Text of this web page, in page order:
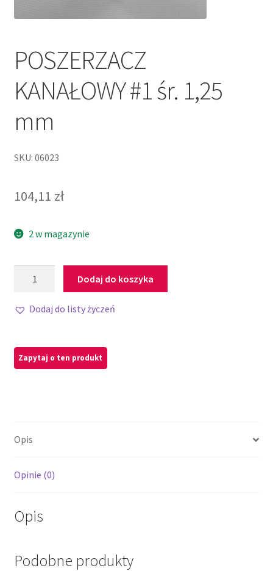
POSZERZACZ
KANAŁOWY #1 śr. 1,25
mm
SKU: 06023
104,11 zł
2 w magazynie
Dodaj do koszyka
Dodaj do listy życzeń
Opis
Opinie (0)
Opis
Podobne produkty